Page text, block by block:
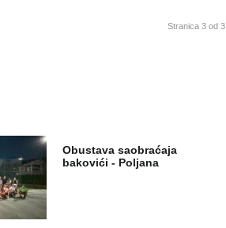
Stranica 3 od 3
Obustava saobraćaja
bakovići - Poljana